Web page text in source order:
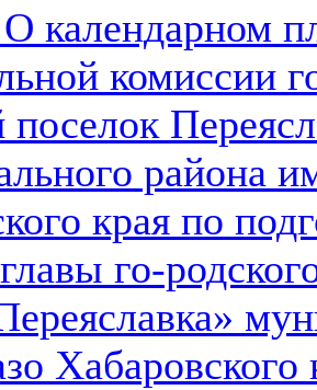
календарном
комиссии
поселок
района
края по
го-
Хабаровского